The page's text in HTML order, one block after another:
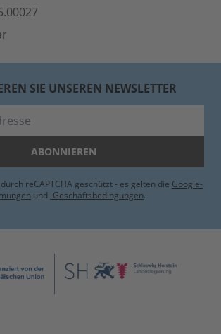
SIE UNSEREN NEWSLETTER
ABONNIEREN
reCAPTCHA geschützt - es gelten die Google-
und -Geschäftsbedingungen.